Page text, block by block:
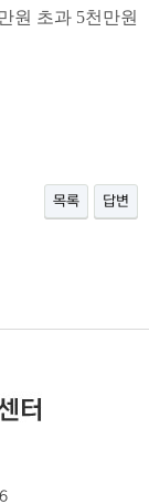
원 초과 5천만원
목록 답변